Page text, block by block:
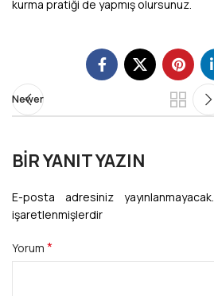
kurma pratiği de yapmış olursunuz.
Newer
BIR YANIT YAZIN
E-posta adresiniz yayınlanmayacak.
işaretlenmişlerdir
Yorum *